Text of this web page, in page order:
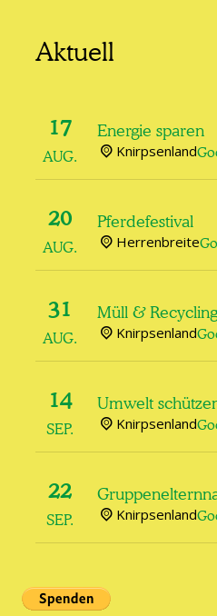
Aktuell
17
AUG.
Energie sparen
Knirpsenland
20
AUG.
Pferdefestival
Herrenbreite
31
AUG.
Müll & Recycling
Knirpsenland
14
SEP.
Umwelt
Knirpsenland
22
SEP. Knirpsenland